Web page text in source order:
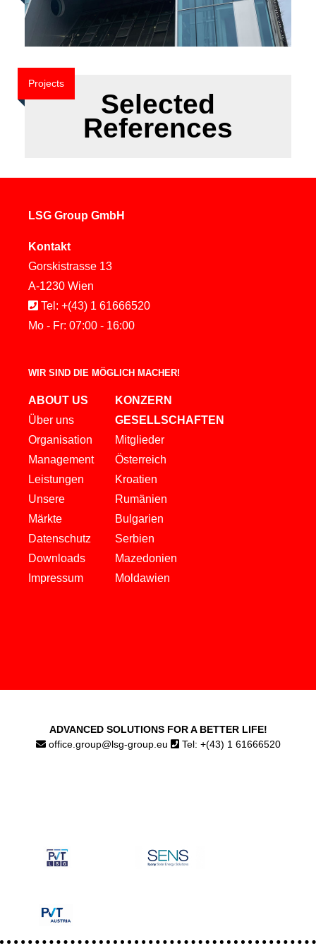
Projects
Selected
References
LSG Group GmbH
Kontakt
Gorskistrasse 13
A-1230 Wien
Tel: +(43) 1 61666520
Mo - Fr: 07:00 - 16:00
WIR SIND DIE MÖGLICH MACHER!
ABOUT US
Über uns
Organisation
Management
Leistungen
Unsere
Märkte
Datenschutz
Downloads
Impressum
KONZERN
GESELLSCHAFTEN
Mitglieder
Österreich
Kroatien
Rumänien
Bulgarien
Serbien
Mazedonien
Moldawien
ADVANCED SOLUTIONS FOR A BETTER LIFE!
office.group@lsg-group.eu
Tel: +(43) 1 61666520